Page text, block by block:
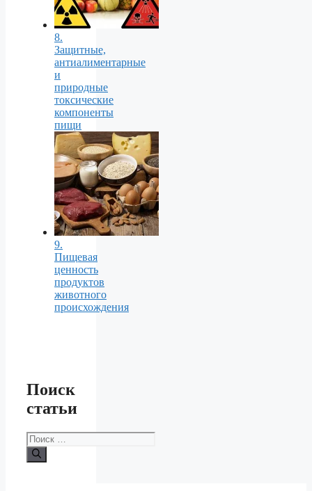
8.
Защитные,
антиалиментарные
и
природные
токсические
компоненты
пищи
9.
Пищевая
ценность
продуктов
животного
происхождения
Поиск
статьи
Поиск: